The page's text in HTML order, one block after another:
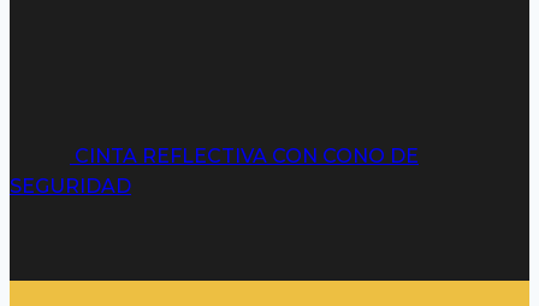
CINTA REFLECTIVA CON CONO DE
SEGURIDAD